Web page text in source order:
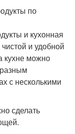
по
и кухонная
и удобной
кухне можно
с несколькими
сделать